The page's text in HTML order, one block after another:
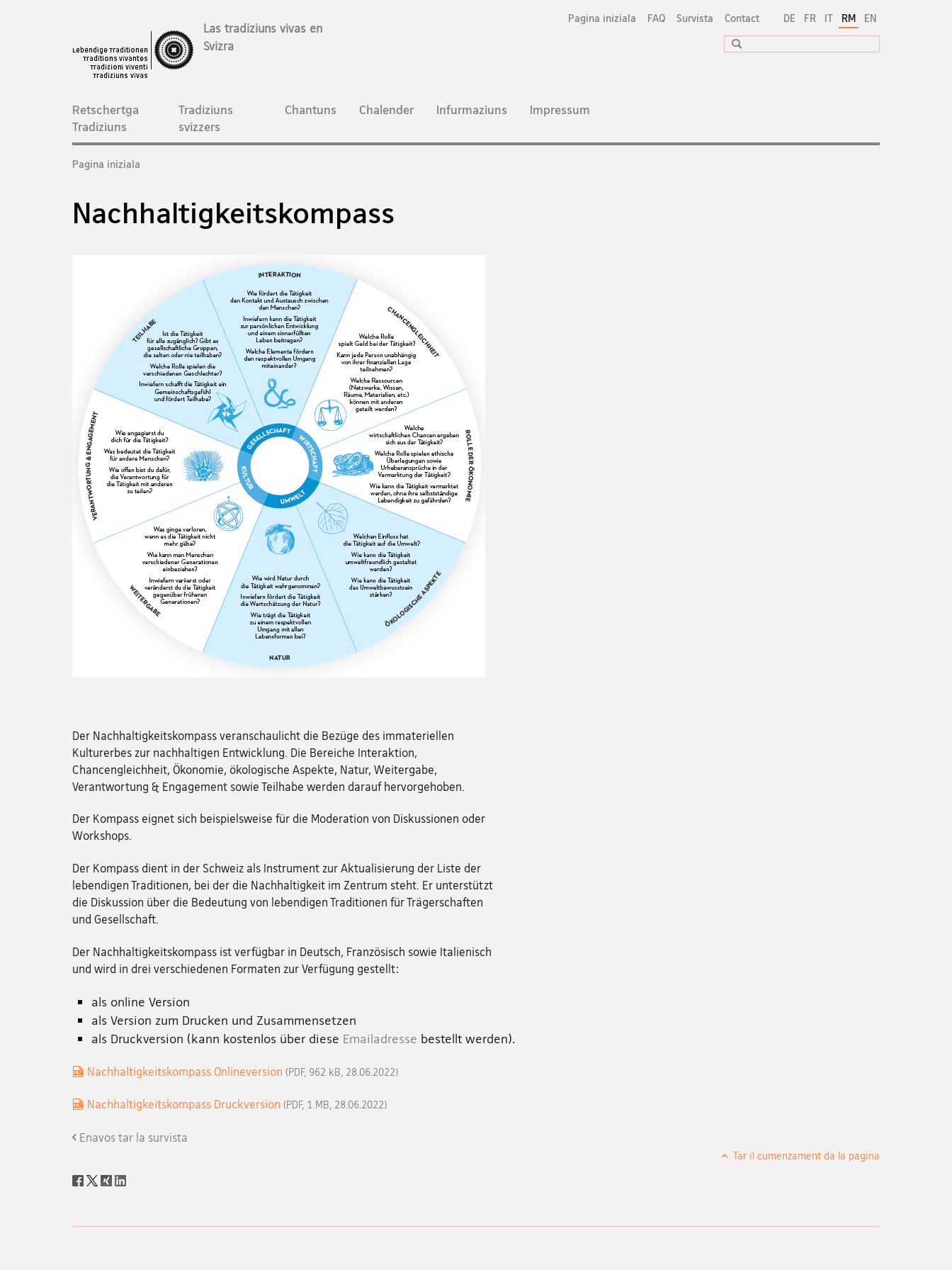
DE FR IT RM EN
Pagina iniziala FAQ Survista Contact
Las tradiziuns vivas en
Svizra
Suche
Hauptnavigation
Retschertga
Tradiziuns
Tradiziuns
svizzers
Chantuns Chalender Infurmaziuns Impressum
Breadcrumb
Pagina iniziala
Nachhaltigkeitskompass
Der Nachhaltigkeitskompass veranschaulicht die Bezüge des immateriellen
Kulturerbes zur nachhaltigen Entwicklung. Die Bereiche Interaktion,
Chancengleichheit, Ökonomie, ökologische Aspekte, Natur, Weitergabe,
Verantwortung & Engagement sowie Teilhabe werden darauf hervorgehoben.
Der Kompass eignet sich beispielsweise für die Moderation von Diskussionen oder
Workshops.
Der Kompass dient in der Schweiz als Instrument zur Aktualisierung der Liste der
lebendigen Traditionen, bei der die Nachhaltigkeit im Zentrum steht. Er unterstützt
die Diskussion über die Bedeutung von lebendigen Traditionen für Trägerschaften
und Gesellschaft.
Der Nachhaltigkeitskompass ist verfügbar in Deutsch, Französisch sowie Italienisch
und wird in drei verschiedenen Formaten zur Verfügung gestellt:
als online Version
als Version zum Drucken und Zusammensetzen
als Druckversion (kann kostenlos über diese Emailadresse bestellt werden).
Nachhaltigkeitskompass Onlineversion (PDF, 962 kB, 28.06.2022)
Nachhaltigkeitskompass Druckversion (PDF, 1 MB, 28.06.2022)
Enavos tar la survista
Tar il cumenzament da la pagina
Social